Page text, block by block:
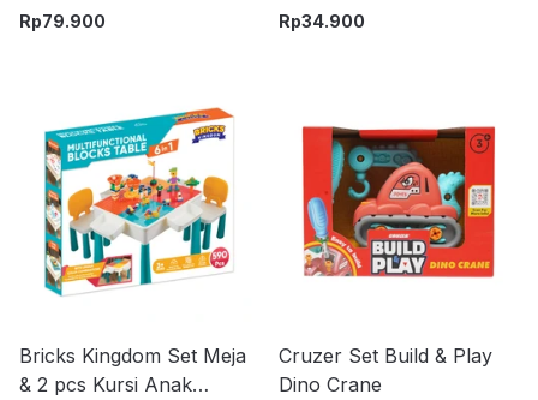
Essential 26034
Rp79.900 Rp34.900
Bricks Kingdom Set Meja
& 2 pcs Kursi Anak
Cruzer Set Build & Play
Dino Crane